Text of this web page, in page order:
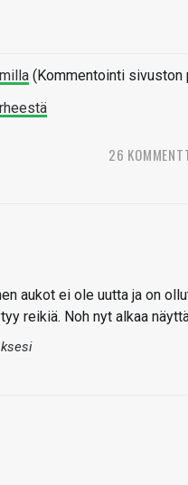
(Kommentointi
26
aukot ei ole uutta ja on
reikiä. Noh nyt alkaa